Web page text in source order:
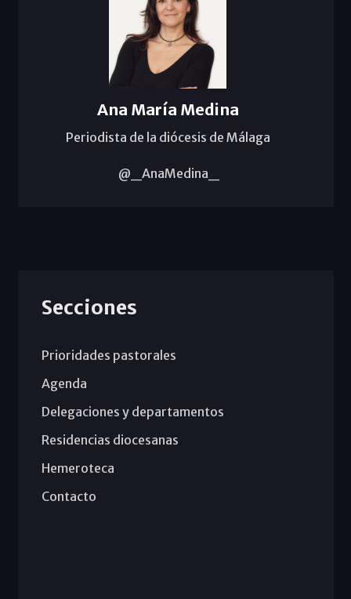
Ana María Medina
Periodista de la diócesis de Málaga
@_AnaMedina_
Secciones
Prioridades pastorales
Agenda
Delegaciones y departamentos
Residencias diocesanas
Hemeroteca
Contacto